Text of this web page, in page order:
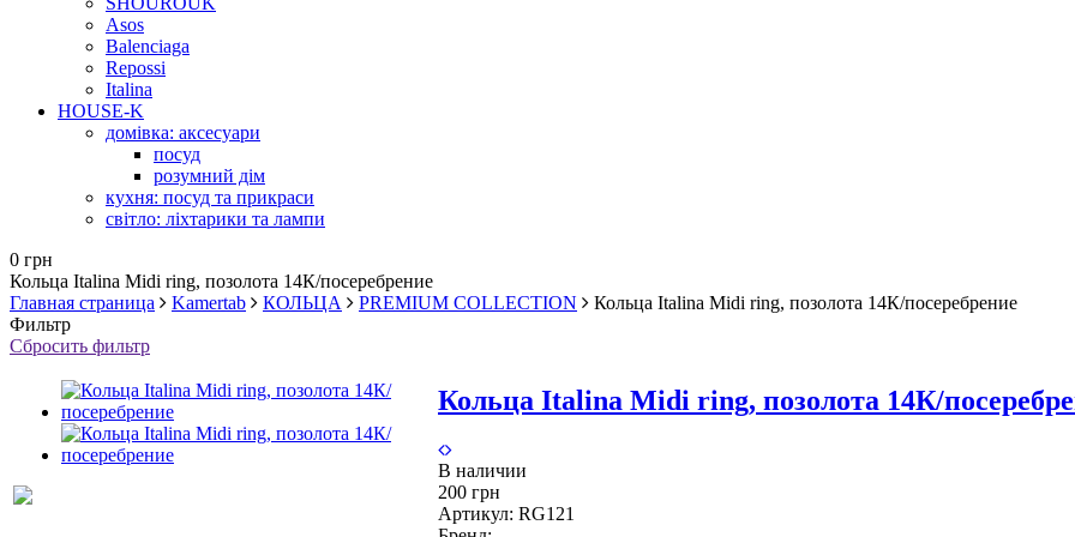
Asos
Balenciaga
Repossi
Italina
HOUSE-K
домівка: аксесуари
посуд
розумний дім
кухня: посуд та прикраси
світло: ліхтарики та лампи
0 грн
Кольца Italina Midi ring, позолота 14К/посеребрение
Главная страница
Kamertab КОЛЬЦА PREMIUM COLLECTION
Кольца Italina Midi ring, позолота 14К/посеребрение
Фильтр
Сбросить фильтр
Кольца Italina Midi ring, позолота 14К/
В наличии
200 грн
Артикул: RG121